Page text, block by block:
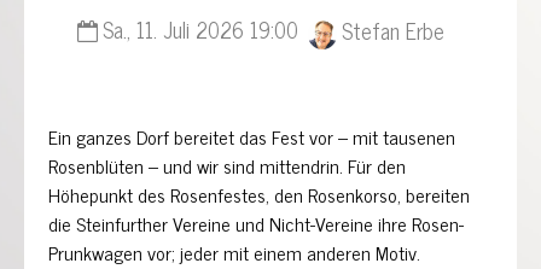
Sa., 11. Juli 2026 19:00 Stefan Erbe
Ein ganzes Dorf bereitet das Fest vor – mit tausenen
Rosenblüten – und wir sind mittendrin. Für den
Höhepunkt des Rosenfestes, den Rosenkorso, bereiten
die Steinfurther Vereine und Nicht-Vereine ihre Rosen-
Prunkwagen vor; jeder mit einem anderen Motiv.